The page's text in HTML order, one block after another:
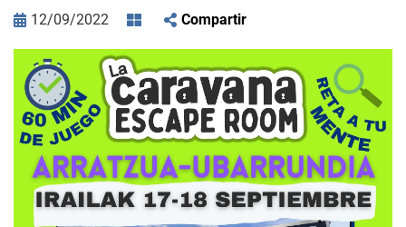
12/09/2022 Compartir